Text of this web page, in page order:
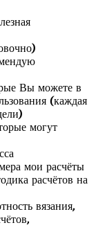
Вы можете в
(каждая
могут
мои расчёты
расчётов на
вязания,